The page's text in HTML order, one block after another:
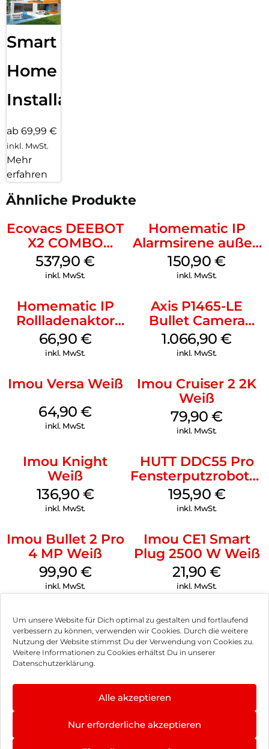
Um unsere Website für Dich optimal zu gestalten und fortlaufend
verbessern zu können, verwenden wir Cookies. Durch die weitere
Nutzung der Website stimmst Du der Verwendung von Cookies zu.
Weitere Informationen zu Cookies erhältst Du in unserer
Datenschutzerklärung.
Alle akzeptieren
Nur erforderliche akzeptieren
Smart
Home
Installation
ab 69,99 €
inkl. MwSt.
Mehr
erfahren
Ähnliche Produkte
Ecovacs DEEBOT
X2 COMBO
Schwarz
537,90€
inkl. MwSt.
Homematic IP
Alarmsirene außen
Weiß
150,90€
inkl. MwSt.
Homematic IP
Rollladenaktor
Unterputz Weiß
66,90 €
inkl. MwSt.
Axis P1465-LE
Bullet Camera
Weiß
1.066,90€
inkl. MwSt.
Imou Versa Weiß
64,90€
inkl. MwSt.
Imou Cruiser 2 2K
Weiß
79,90€
inkl. MwSt.
Imou Knight
Weiß
136,90 €
inkl. MwSt.
HUTT DDC55 Pro
Fensterputzroboter
Weiß
195,90 €
inkl. MwSt.
Imou Bullet 2 Pro
4 MP Weiß
99,90 €
inkl. MwSt.
Imou CE1 Smart
Plug 2500 W Weiß
21,90€
inkl. MwSt.
Impressum
Hinweis zur Batterieentsorgung